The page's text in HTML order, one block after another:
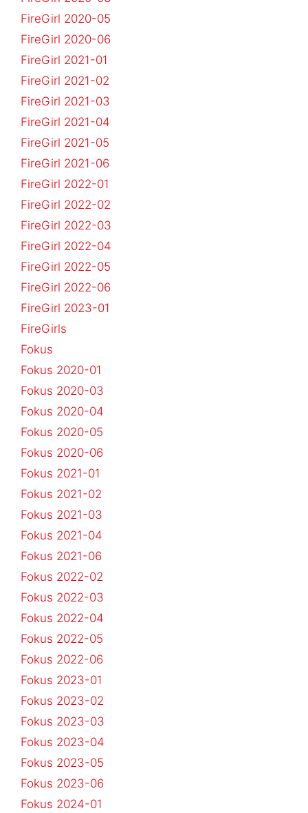
FireGirl 2020-05
FireGirl 2020-06
FireGirl 2021-01
FireGirl 2021-02
FireGirl 2021-03
FireGirl 2021-04
FireGirl 2021-05
FireGirl 2021-06
FireGirl 2022-01
FireGirl 2022-02
FireGirl 2022-03
FireGirl 2022-04
FireGirl 2022-05
FireGirl 2022-06
FireGirl 2023-01
FireGirls
Fokus
Fokus 2020-01
Fokus 2020-03
Fokus 2020-04
Fokus 2020-05
Fokus 2020-06
Fokus 2021-01
Fokus 2021-02
Fokus 2021-03
Fokus 2021-04
Fokus 2021-06
Fokus 2022-02
Fokus 2022-03
Fokus 2022-04
Fokus 2022-05
Fokus 2022-06
Fokus 2023-01
Fokus 2023-02
Fokus 2023-03
Fokus 2023-04
Fokus 2023-05
Fokus 2023-06
Fokus 2024-01